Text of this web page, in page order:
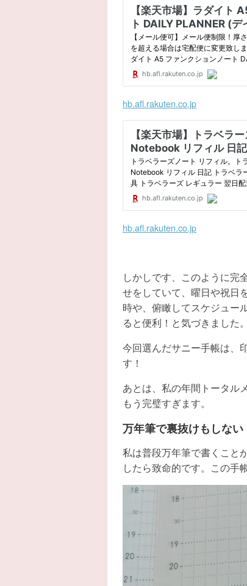
hb.afl.rakuten.co.jp
hb.afl.rakuten.co.jp
しかしです、このように完
せをしていて、曜日や祝日
時や、俯瞰してスケジュー
ると便利！と気づきました。
今回選んだサニー手帳は、
す！
あとは、私の年間トータル
もう完璧すぎます。
万年筆で裏抜けもしない
私は普段万年筆で書くこと
したら致命的です。この手